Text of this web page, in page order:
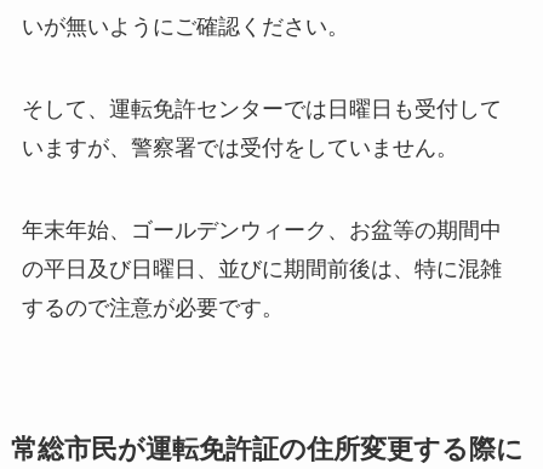
いが無いようにご確認ください。
そして、運転免許センターでは日曜日も受付して
いますが、警察署では受付をしていません。
年末年始、ゴールデンウィーク、お盆等の期間中
の平日及び日曜日、並びに期間前後は、特に混雑
するので注意が必要です。
常総市民が運転免許証の住所変更する際に